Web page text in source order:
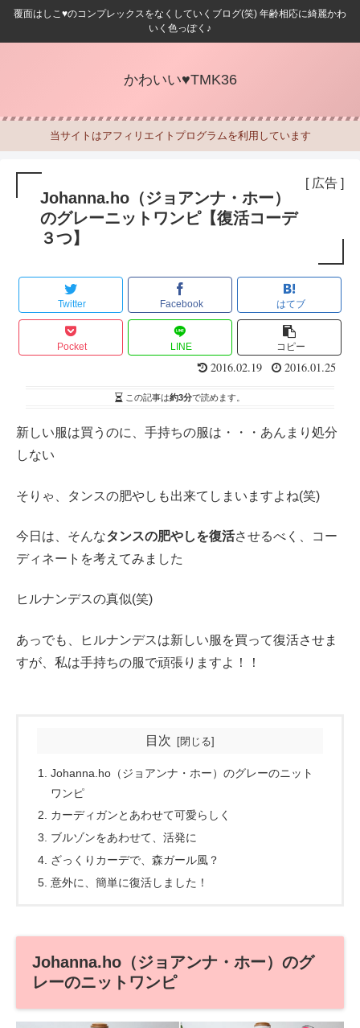
覆面はしこ♥のコンプレックスをなくしていくブログ(笑) 年齢相応に綺麗かわ
いく色っぽく♪
かわいい♥TMK36
当サイトはアフィリエイトプログラムを利用しています
[ 広告 ]
Johanna.ho（ジョアンナ・ホー）
のグレーニットワンピ【復活コーデ
３つ】
Twitter Facebook はてブ
Pocket LINE コピー
2016.02.19 2016.01.25
この記事は約3分で読めます。
新しい服は買うのに、手持ちの服は・・・あんまり処分
しない
そりゃ、タンスの肥やしも出来てしまいますよね(笑)
今日は、そんなタンスの肥やしを復活させるべく、コー
ディネートを考えてみました
ヒルナンデスの真似(笑)
あっでも、ヒルナンデスは新しい服を買って復活させま
すが、私は手持ちの服で頑張りますよ！！
目次
Johanna.ho（ジョアンナ・ホー）のグレーのニット
ワンピ
カーディガンとあわせて可愛らしく
ブルゾンをあわせて、活発に
ざっくりカーデで、森ガール風？
意外に、簡単に復活しました！
Johanna.ho（ジョアンナ・ホー）のグ
レーのニットワンピ